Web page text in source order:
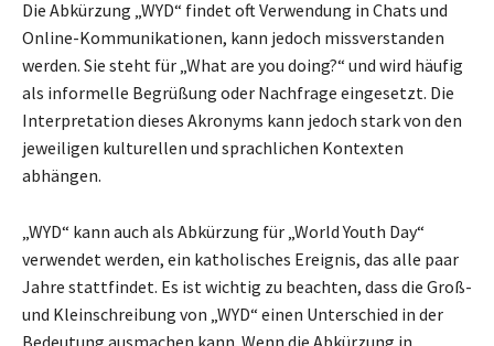
Die Abkürzung „WYD“ findet oft Verwendung in Chats und
Online-Kommunikationen, kann jedoch missverstanden
werden. Sie steht für „What are you doing?“ und wird häufig
als informelle Begrüßung oder Nachfrage eingesetzt. Die
Interpretation dieses Akronyms kann jedoch stark von den
jeweiligen kulturellen und sprachlichen Kontexten
abhängen.
„WYD“ kann auch als Abkürzung für „World Youth Day“
verwendet werden, ein katholisches Ereignis, das alle paar
Jahre stattfindet. Es ist wichtig zu beachten, dass die Groß-
und Kleinschreibung von „WYD“ einen Unterschied in der
Bedeutung ausmachen kann. Wenn die Abkürzung in